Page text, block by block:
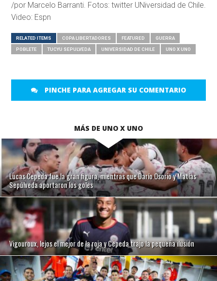
/por Marcelo Barranti. Fotos: twitter UNiversidad de Chile.
Video: Espn
RELATED ITEMS COPA LIBERTADORES FEATURED GUERRA
POBLETE TUCYU SEPULVEDA UNIVERSIDAD DE CHILE UNO X UNO
PINCHE PARA AGREGAR SU COMENTARIO
MÁS DE UNO X UNO
Lucas Cepeda fue la gran figura, mientras que Darío Osorio y Matías
Sepúlveda aportaron los goles
Vigouroux, lejos el mejor de la roja y Cepeda trajo la pequeña ilusión